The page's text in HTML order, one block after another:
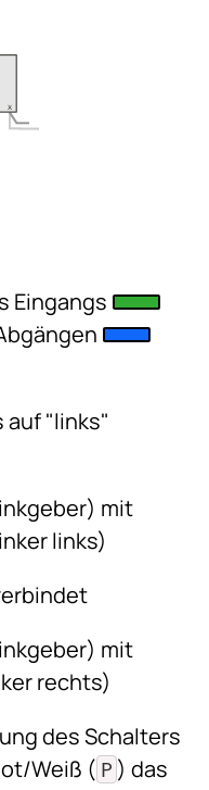
Eingangs
auf "links"
mit
links)
mit
rechts)
des Schalters
Weiß ( P ) das